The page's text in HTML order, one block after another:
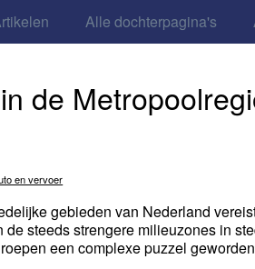
Alle dochterpagina's
de
en vervoer
gebieden van Nederland
steeds strengere milieuzones in
een complexe puzzel